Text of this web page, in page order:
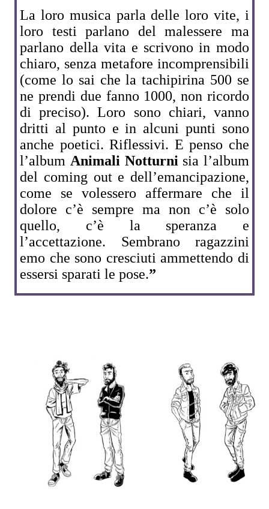
La loro musica parla delle loro vite, i
loro testi parlano del malessere ma
parlano della vita e scrivono in modo
chiaro, senza metafore incomprensibili
(come lo sai che la tachipirina 500 se
ne prendi due fanno 1000, non ricordo
di preciso). Loro sono chiari, vanno
dritti al punto e in alcuni punti sono
anche poetici. Riflessivi. E penso che
l’album Animali Notturnisia l’album
del coming out e dell’emancipazione,
come se volessero affermare che il
dolore c’è sempre ma non c’è solo
quello, c’è la speranza e
l’accettazione. Sembrano ragazzini
emo che sono cresciuti ammettendo di
essersi sparati le pose.”